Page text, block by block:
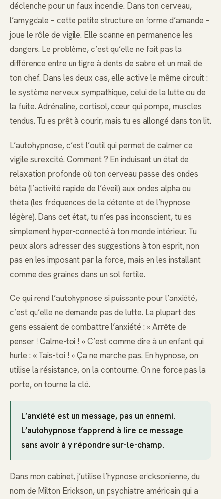
déclenche pour un faux incendie. Dans ton cerveau,
l’amygdale – cette petite structure en forme d’amande –
joue le rôle de vigile. Elle scanne en permanence les
dangers. Le problème, c’est qu’elle ne fait pas la
différence entre un tigre à dents de sabre et un mail de
ton chef. Dans les deux cas, elle active le même circuit :
le système nerveux sympathique, celui de la lutte ou de
la fuite. Adrénaline, cortisol, cœur qui pompe, muscles
tendus. Tu es prêt à courir, mais tu es allongé dans ton lit.
L’autohypnose, c’est l’outil qui permet de calmer ce
vigile surexcité. Comment ? En induisant un état de
relaxation profonde où ton cerveau passe des ondes
bêta (l’activité rapide de l’éveil) aux ondes alpha ou
thêta (les fréquences de la détente et de l’hypnose
légère). Dans cet état, tu n’es pas inconscient, tu es
simplement hyper-connecté à ton monde intérieur. Tu
peux alors adresser des suggestions à ton esprit, non
pas en les imposant par la force, mais en les installant
comme des graines dans un sol fertile.
Ce qui rend l’autohypnose si puissante pour l’anxiété,
c’est qu’elle ne demande pas de lutte. La plupart des
gens essaient de combattre l’anxiété : « Arrête de
penser ! Calme-toi ! » C’est comme dire à un enfant qui
hurle : « Tais-toi ! » Ça ne marche pas. En hypnose, on
utilise la résistance, on la contourne. On ne force pas la
porte, on tourne la clé.
L’anxiété est un message, pas un ennemi.
L’autohypnose t’apprend à lire ce message
sans avoir à y répondre sur-le-champ.
Dans mon cabinet, j’utilise l’hypnose ericksonienne, du
nom de Milton Erickson, un psychiatre américain qui a